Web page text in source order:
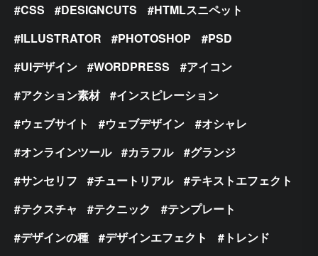
CSS DESIGNCUTS
HTMLスニペット
ILLUSTRATOR
PHOTOSHOP
PSD
UIデザイン
WORDPRESS
アイコン
アクション素材
インスピレーション
ウェブサイト
ウェブデザイン
オシャレ
オンラインツール
カラフル
グランジ
サンセリフ
チュートリアル
テキストエフェクト
テクスチャ
テクニック
テンプレート
デザインの種
デザインエフェクト
トレンド